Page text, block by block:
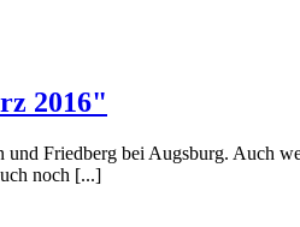
2016"
Friedberg bei Augsburg. Auch
noch [...]